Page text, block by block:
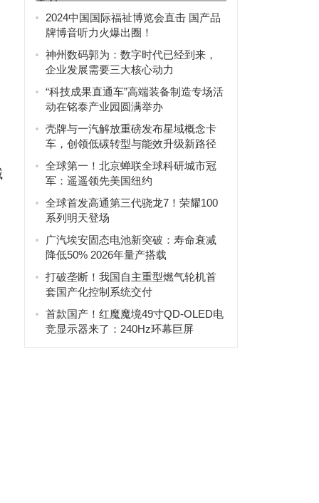
DeepSeek，赋能工程...
2024中国国际福祉博览会直击 国产品
牌博音听力火爆出圈！
神州数码郭为：数字时代已经到来，
企业发展需要三大核心动力
“科技成果直通车”高端装备制造专场活
动在铭泰产业园圆满举办
壳牌与一汽解放重磅发布星域概念卡
车，创领低碳转型与能效升级新路径
全球第一！北京蝉联全球科研城市冠
军：遥遥领先美国纽约
全球首发高通第三代骁龙7！荣耀100
系列明天登场
广汽埃安固态电池新突破：寿命衰减
降低50% 2026年量产搭载
打破垄断！我国自主重型燃气轮机首
套国产化控制系统交付
首款国产！红魔魔境49寸QD-OLED电
竞显示器来了：240Hz环幕巨屏